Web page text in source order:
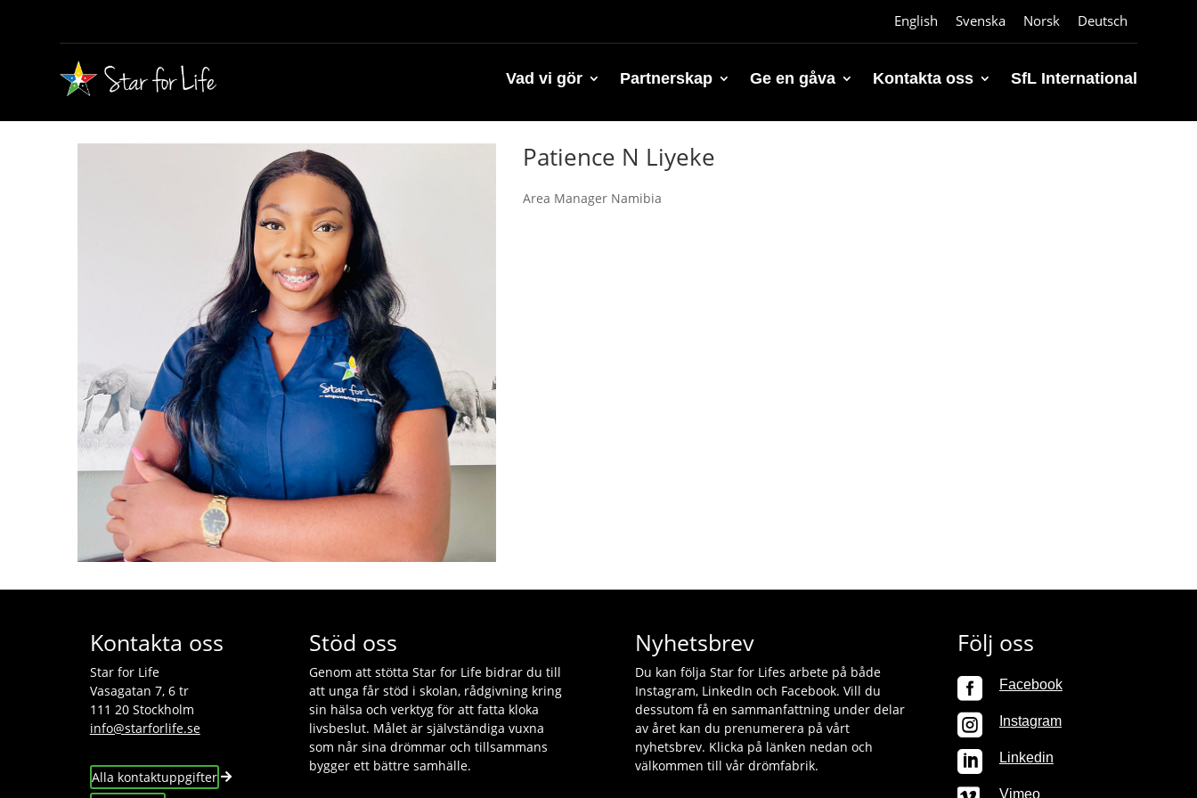
English Svenska Norsk Deutsch
Vad vi gör Partnerskap Ge en gåva Kontakta oss SfL International
Patience N Liyeke
Area Manager Namibia
Kontakta oss
Star for Life
Vasagatan 7, 6 tr
111 20 Stockholm
info@starforlife.se
Alla kontaktuppgifter
Stöd oss
Genom att stötta Star for Life bidrar du till
att unga får stöd i skolan, rådgivning kring
sin hälsa och verktyg för att fatta kloka
livsbeslut. Målet är självständiga vuxna
som når sina drömmar och tillsammans
bygger ett bättre samhälle.
Nyhetsbrev
Du kan följa Star for Lifes arbete på både
Instagram, LinkedIn och Facebook. Vill du
dessutom få en sammanfattning under delar
av året kan du prenumerera på vårt
nyhetsbrev. Klicka på länken nedan och
välkommen till vår drömfabrik.
Följ oss
 Facebook
 Instagram
 Linkedin
Vimeo